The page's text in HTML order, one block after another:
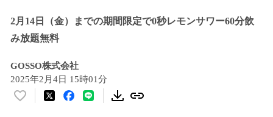
2月14日（金）までの期間限定で0秒レモンサワー60分飲
み放題無料
GOSSO株式会社
2025年2月4日 15時01分
い